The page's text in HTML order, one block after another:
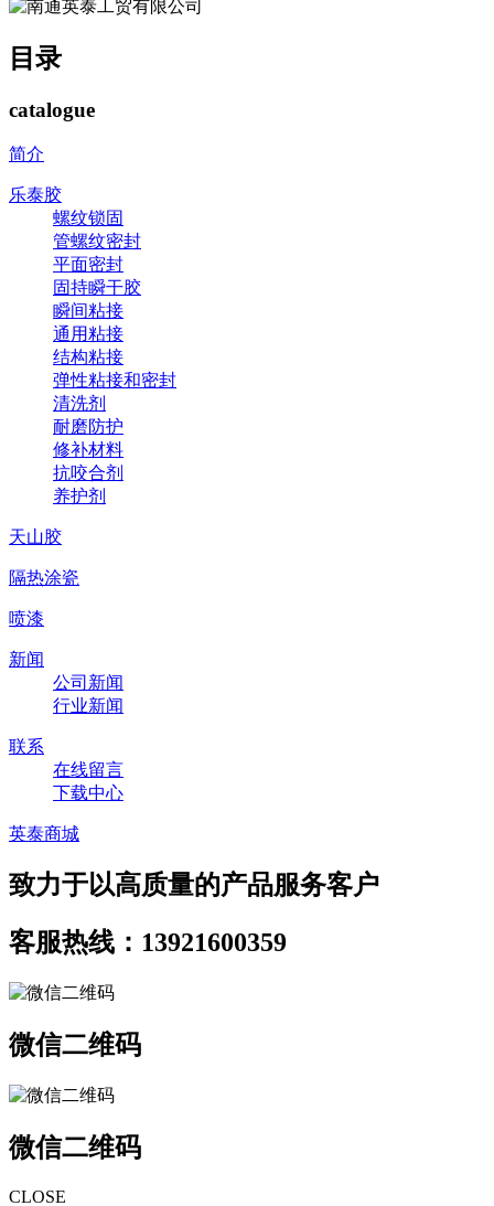
目录
catalogue
简介
乐泰胶
螺纹锁固
管螺纹密封
平面密封
固持瞬干胶
瞬间粘接
通用粘接
结构粘接
弹性粘接和密封
清洗剂
耐磨防护
修补材料
抗咬合剂
养护剂
天山胶
隔热涂瓷
喷漆
新闻
公司新闻
行业新闻
联系
在线留言
下载中心
英泰商城
致力于以高质量的产品服务客户
客服热线：13921600359
微信二维码
微信二维码
CLOSE